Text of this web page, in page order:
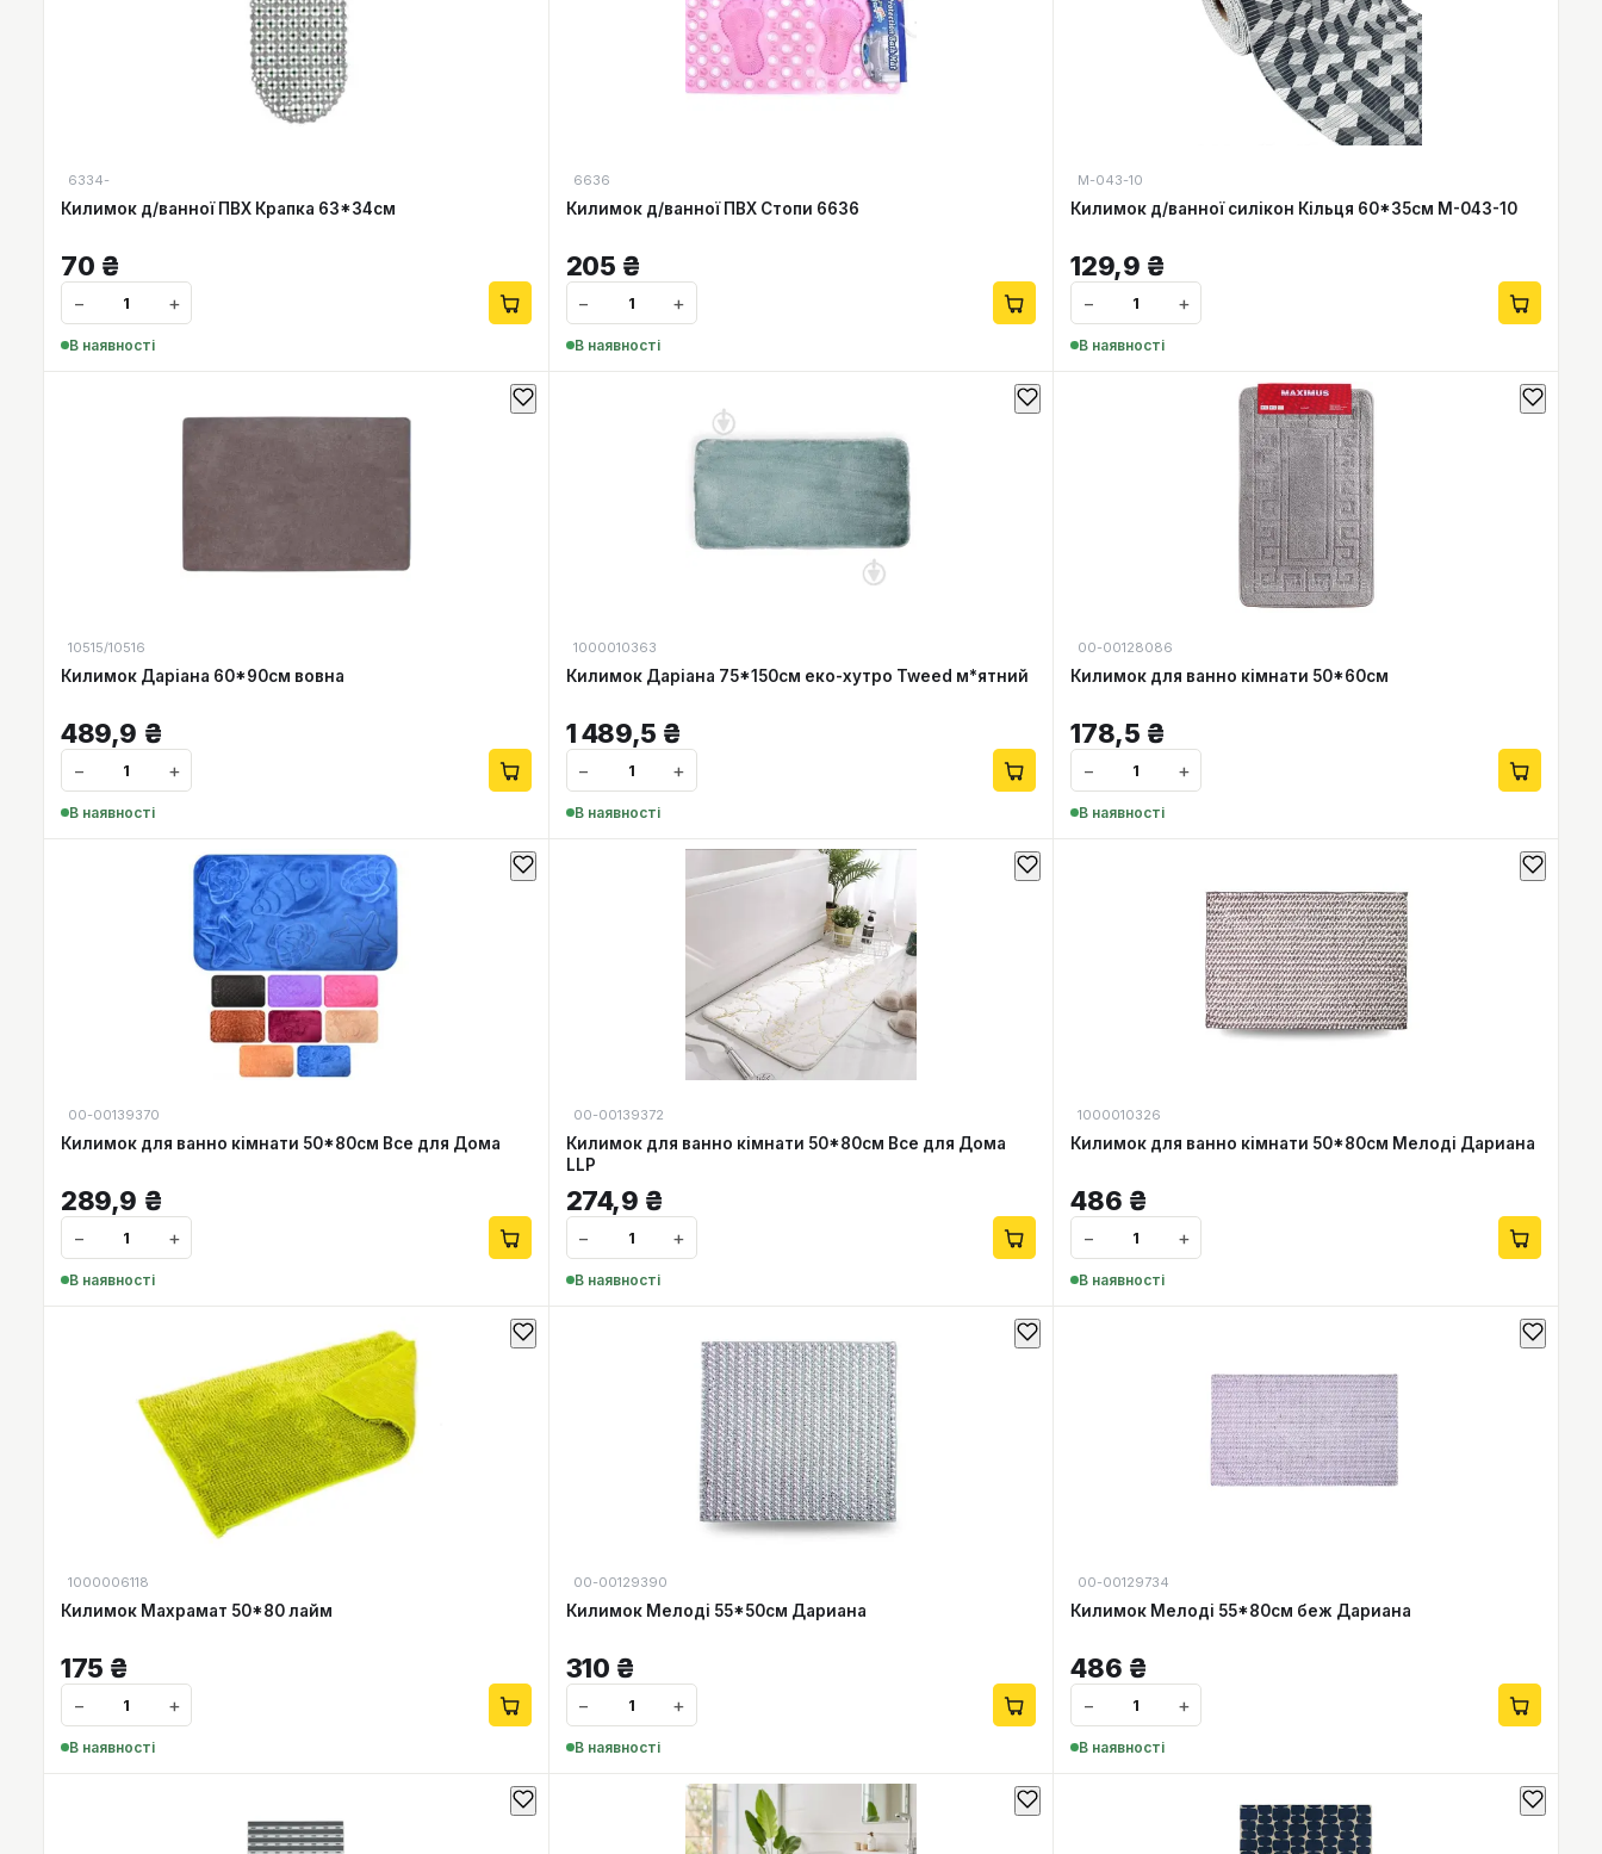
6334-
Килимок д/ванної ПВХ Крапка 63*34см
70 ₴
− +
В наявності
6636
Килимок д/ванної ПВХ Стопи 6636
205 ₴
− +
В наявності
М-043-10
Килимок д/ванної силікон Кільця 60*35см М-043-10
129,9 ₴
− +
В наявності
10515/10516
Килимок Даріана 60*90см вовна
489,9 ₴
− +
В наявності
1000010363
Килимок Даріана 75*150см еко-хутро Tweed м*ятний
1 489,5 ₴
− +
В наявності
00-00128086
Килимок для ванно кімнати 50*60см
178,5 ₴
− +
В наявності
00-00139370
Килимок для ванно кімнати 50*80см Все для Дома
289,9 ₴
− +
В наявності
00-00139372
Килимок для ванно кімнати 50*80см Все для Дома
LLP
274,9 ₴
− +
В наявності
1000010326
Килимок для ванно кімнати 50*80см Мелоді Дариана
486 ₴
− +
В наявності
1000006118
Килимок Махрамат 50*80 лайм
175 ₴
− +
В наявності
00-00129390
Килимок Мелоді 55*50см Дариана
310 ₴
− +
В наявності
00-00129734
Килимок Мелоді 55*80см беж Дариана
486 ₴
− +
В наявності